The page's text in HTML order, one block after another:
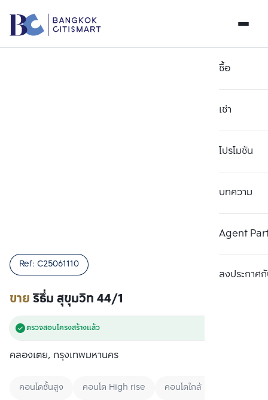
ซื้อ
เช่า
โปรโมชัน
บทความ
Agent
ลงประกาศกั
ขายริธึ่ม สุขุมวิท 44/1
Ref: C25061110
ตรวจสอบโครงสร้างแล้ว
คลองเตย, กรุงเทพมหานคร
คอนโดชั้นสูง คอนโด High rise คอนโดใกล้ BTS